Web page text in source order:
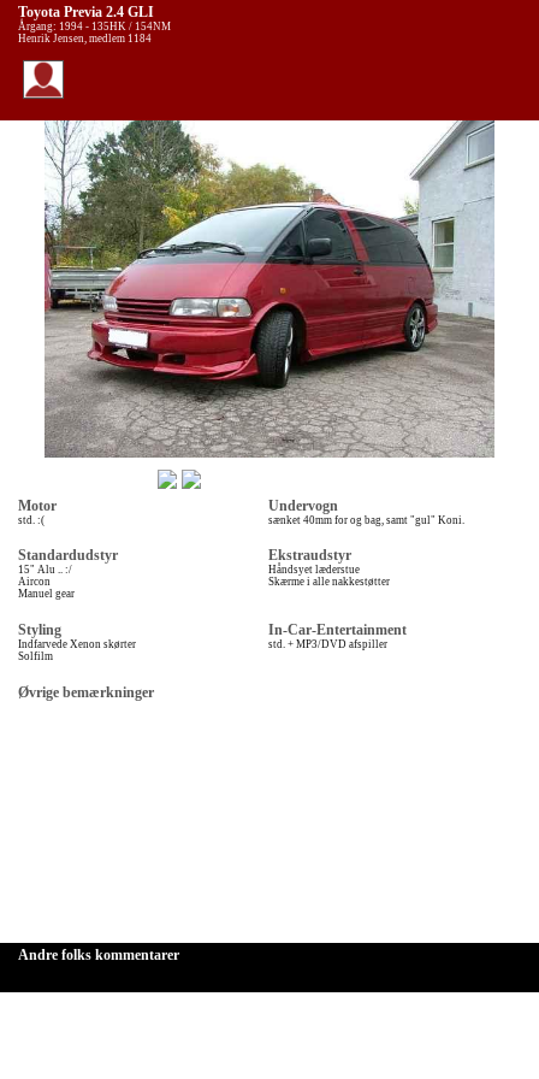
Toyota Previa 2.4 GLI
Årgang: 1994 - 135HK / 154NM
Henrik Jensen, medlem 1184
Motor
std. :(
Undervogn
sænket 40mm for og bag, samt "gul" Koni.
Standardudstyr
15" Alu .. :/
Aircon
Manuel gear
Ekstraudstyr
Håndsyet læderstue
Skærme i alle nakkestøtter
Styling
Indfarvede Xenon skørter
Solfilm
In-Car-Entertainment
std. + MP3/DVD afspiller
Øvrige bemærkninger
Andre folks kommentarer